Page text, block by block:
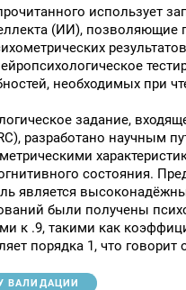
использует
(ИИ),
необходимых при
задание,
разработано научным
состояния.
является
были получены
к .9, такими как
порядка 1, что
ВАЛИДАЦИИ